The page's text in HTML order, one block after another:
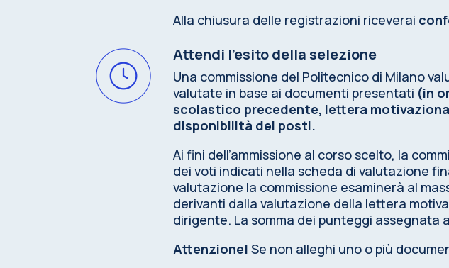
Alla chiusura delle registrazioni riceverai
Attendi l’esito della selezione
Una commissione del Politecnico di Milano
valutate in base ai documenti presentati (in
scolastico precedente, lettera
disponibilità dei posti.
Ai fini dell’ammissione al corso scelto, la
dei voti indicati nella scheda di valutazione
valutazione la commissione esaminerà al
derivanti dalla valutazione della lettera
dirigente. La somma dei punteggi assegnata
Attenzione! Se non alleghi uno o più